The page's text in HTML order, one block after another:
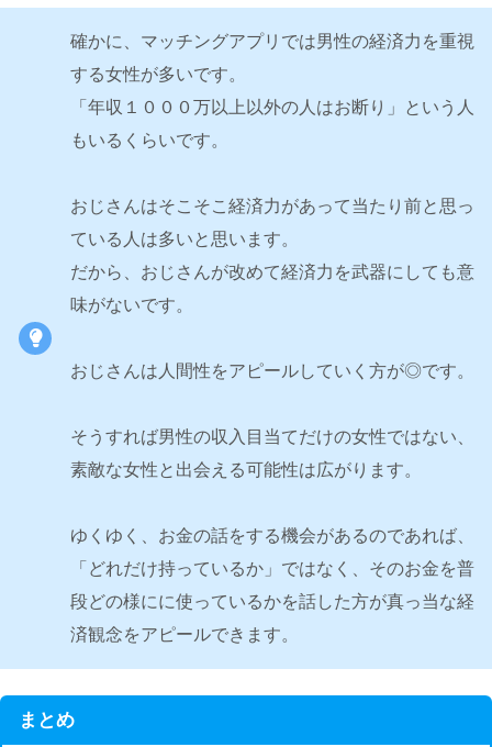
確かに、マッチングアプリでは男性の経済力を重視
する女性が多いです。
「年収１０００万以上以外の人はお断り」という人
もいるくらいです。
おじさんはそこそこ経済力があって当たり前と思っ
ている人は多いと思います。
だから、おじさんが改めて経済力を武器にしても意
味がないです。
おじさんは人間性をアピールしていく方が◎です。
そうすれば男性の収入目当てだけの女性ではない、
素敵な女性と出会える可能性は広がります。
ゆくゆく、お金の話をする機会があるのであれば、
「どれだけ持っているか」ではなく、そのお金を普
段どの様にに使っているかを話した方が真っ当な経
済観念をアピールできます。
まとめ